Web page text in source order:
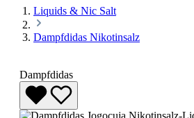
Liquids & Nic Salt
Dampfdidas Nikotinsalz
Dampfdidas